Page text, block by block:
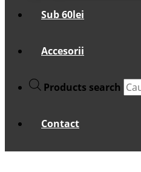
Sub 60lei
Accesorii
Products search
Contact